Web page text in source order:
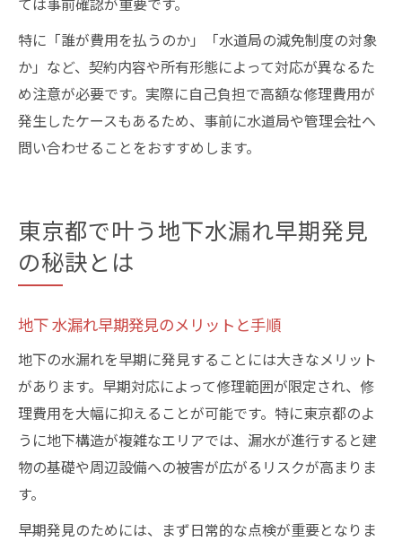
特に「誰が費用を払うのか」「水道局の減免制度の対象
か」など、契約内容や所有形態によって対応が異なるた
め注意が必要です。実際に自己負担で高額な修理費用が
発生したケースもあるため、事前に水道局や管理会社へ
問い合わせることをおすすめします。
東京都で叶う地下水漏れ早期発見
の秘訣とは
地下 水漏れ早期発見のメリットと手順
地下の水漏れを早期に発見することには大きなメリット
があります。早期対応によって修理範囲が限定され、修
理費用を大幅に抑えることが可能です。特に東京都のよ
うに地下構造が複雑なエリアでは、漏水が進行すると建
物の基礎や周辺設備への被害が広がるリスクが高まりま
す。
早期発見のためには、まず日常的な点検が重要となりま